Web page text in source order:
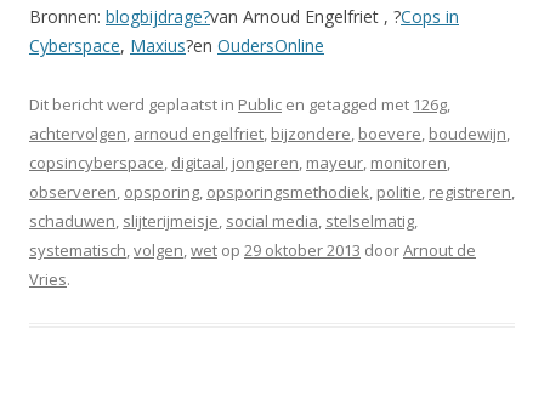
Bronnen: blogbijdrage?van Arnoud Engelfriet , ?Cops in
Cyberspace, Maxius?en OudersOnline
Dit bericht werd geplaatst in Public en getagged met 126g,
achtervolgen, arnoud engelfriet, bijzondere, boevere, boudewijn,
copsincyberspace, digitaal, jongeren, mayeur, monitoren,
observeren, opsporing, opsporingsmethodiek, politie, registreren,
schaduwen, slijterijmeisje, social media, stelselmatig,
systematisch,volgen,wet op 29 oktober 2013 doorArnout de
Vries.